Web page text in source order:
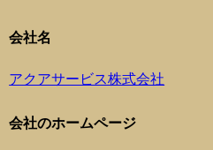
会社名
アクアサービス株式会社
会社のホームページ